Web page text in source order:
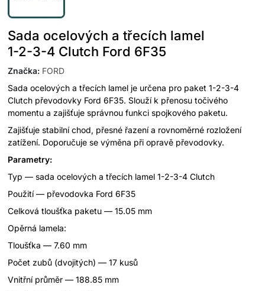
Sada ocelových a třecích lamel
1-2-3-4 Clutch Ford 6F35
Značka: FORD
Sada ocelových a třecích lamel je určena pro paket 1-2-3-4
Clutch převodovky Ford 6F35. Slouží k přenosu točivého
momentu a zajišťuje správnou funkci spojkového paketu.
Zajišťuje stabilní chod, přesné řazení a rovnoměrné rozložení
zatížení. Doporučuje se výměna při opravě převodovky.
Parametry:
Typ — sada ocelových a třecích lamel 1-2-3-4 Clutch
Použití — převodovka Ford 6F35
Celková tloušťka paketu — 15.05 mm
Opěrná lamela:
Tloušťka — 7.60 mm
Počet zubů (dvojitých) — 17 kusů
Vnitřní průměr — 188.85 mm